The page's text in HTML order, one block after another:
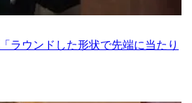
ラウンドした形状で先端に当たり